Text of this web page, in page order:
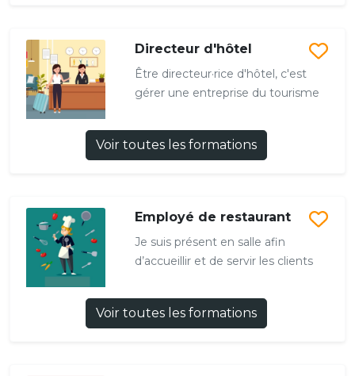
Directeur d'hôtel
Être directeur·rice d'hôtel, c'est
gérer une entreprise du tourisme
Voir toutes les formations
Employé de restaurant
Je suis présent en salle afin
d’accueillir et de servir les clients
Voir toutes les formations